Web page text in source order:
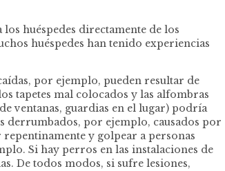
huéspedes directamente de los
huéspedes han tenido experiencias
por ejemplo, pueden resultar de
tapetes mal colocados y las alfombras
ventanas, guardias en el lugar) podría
derrumbados, por ejemplo, causados por
repentinamente y golpear a personas
Si hay perros en las instalaciones de
De todos modos, si sufre lesiones,